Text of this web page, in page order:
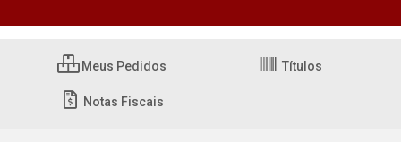
Meus Pedidos Títulos
Notas Fiscais